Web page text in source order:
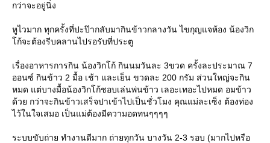
กว่าจะอยู่นิ่ง
หูไวมาก ทุกครั้งที่ปะป๊ากลับมากินข้าวกลางวัน ไขกุญแจห้อง น้องวิก
โก้จะต้องรีบคลานไปรอรับที่ประตู
เรื่องอาหารการกิน น้องวิกโก้ กินนมวันละ 3ขวด ครั้งละประมาณ 7
ออนซ์ กินข้าว 2 มื้อ เช้า และเย็น ขวดละ 200 กรัม ส่วนใหญ่จะกิน
หมด แต่บางมื้อน้องวิกโก้ชอบเล่นพ่นข้าว เลอะเทอะไปหมด อมข้าว
ด้วย กว่าจะกินข้าวเสร็จปาเข้าไปเป็นชั่วโมง คุณแม่ละเซ็ง ต้องท่อง
ไว้ในใจเสมอ เป็นแม่ต้องมีความอดทนๆๆๆๆ
ระบบขับถ่าย ทำงานดีมาก ถ่ายทุกวัน บางวัน 2-3 รอบ (มากไปหรือ